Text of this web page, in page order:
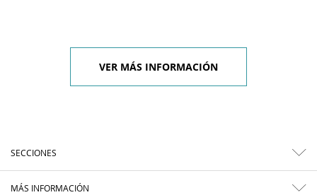
VER MÁS INFORMACIÓN
SECCIONES
MÁS INFORMACIÓN